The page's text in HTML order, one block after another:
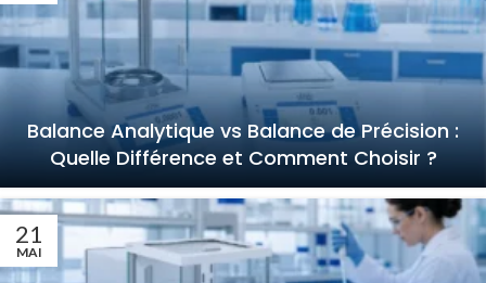
Balance Analytique vs Balance de Précision :
Quelle Différence et Comment Choisir ?
21
MAI